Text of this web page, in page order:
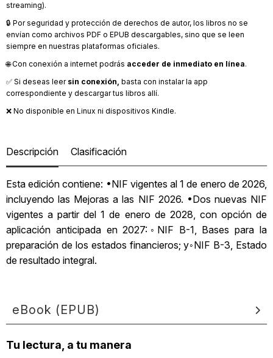
streaming).
🔒 Por seguridad y protección de derechos de autor, los libros no se
envían como archivos PDF o EPUB descargables, sino que se leen
siempre en nuestras plataformas oficiales.
🌐 Con conexión a internet podrás acceder de inmediato en línea.
✅ Si deseas leer sin conexión, basta con instalar la app
correspondiente y descargar tus libros allí.
❌ No disponible en Linux ni dispositivos Kindle.
Descripción Clasificación
Esta edición contiene: •NIF vigentes al 1 de enero de 2026,
incluyendo las Mejoras a las NIF 2026. •Dos nuevas NIF
vigentes a partir del 1 de enero de 2028, con opción de
aplicación anticipada en 2027:◦NIF B-1, Bases para la
preparación de los estados financieros; y◦NIF B-3, Estado
de resultado integral.
eBook (EPUB)
Tu lectura, a tu manera